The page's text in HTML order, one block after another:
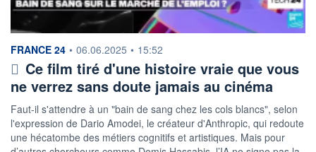
information fournie par
FRANCE 24 • 06.06.2025 • 15:52
Ce film tiré d'une histoire vraie que vous
ne verrez sans doute jamais au cinéma
Faut-il s'attendre à un "bain de sang chez les cols blancs", selon
l'expression de Dario Amodei, le créateur d'Anthropic, qui redoute
une hécatombe des métiers cognitifs et artistiques. Mais pour